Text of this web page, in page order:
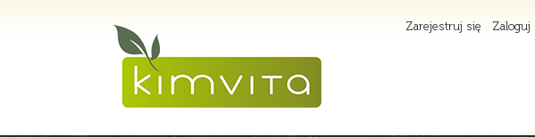
Zarejestruj się Zaloguj